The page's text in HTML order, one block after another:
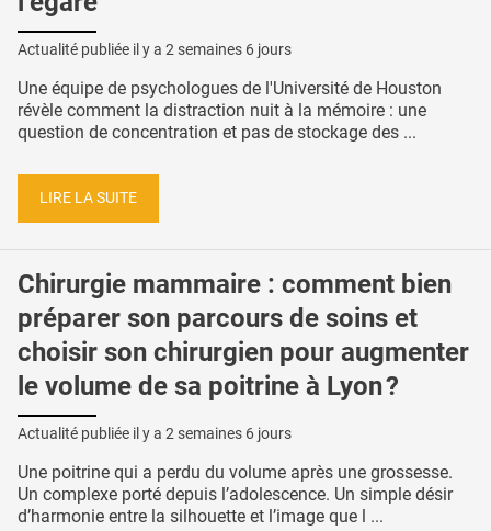
Actualité publiée il y a 2 semaines 6 jours
Une équipe de psychologues de l'Université de Houston
révèle comment la distraction nuit à la mémoire : une
question de concentration et pas de stockage des ...
LIRE LA SUITE
Chirurgie mammaire : comment bien
préparer son parcours de soins et
choisir son chirurgien pour augmenter
le volume de sa poitrine à Lyon ?
Actualité publiée il y a 2 semaines 6 jours
Une poitrine qui a perdu du volume après une grossesse.
Un complexe porté depuis l’adolescence. Un simple désir
d’harmonie entre la silhouette et l’image que l ...